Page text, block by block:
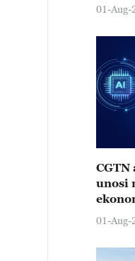
01-Aug-
unosi
01-Aug-